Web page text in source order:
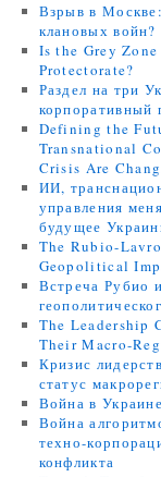
Взрыв в
клановых войн?
Is the Grey
Protectorate?
Раздел на три
корпоративный
Defining the
Transnational
Crisis Are
ИИ,
управления
будущее
The Rubio-
Geopolitical
Встреча Рубио
The Leadership
Their Macro-
Кризис
статус
Война в
Война
техно-
конфликта